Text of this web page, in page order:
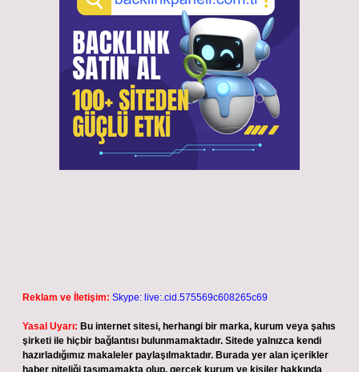
Reklam ve İletişim: Skype: live:.cid.575569c608265c69
Yasal Uyarı: Bu internet sitesi, herhangi bir marka, kurum veya şahıs
şirketi ile hiçbir bağlantısı bulunmamaktadır. Sitede yalnızca kendi
hazırladığımız makaleler paylaşılmaktadır. Burada yer alan içerikler
haber niteliği taşımamakta olup, gerçek kurum ve kişiler hakkında